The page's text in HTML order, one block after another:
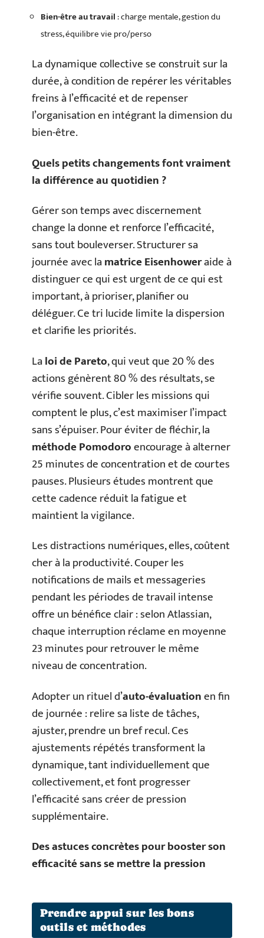
Bien-être au travail: charge mentale, gestion du
stress, équilibre vie pro/perso
La dynamique collective se construit sur la
durée, à condition de repérer les véritables
freins à l’efficacité et de repenser
l’organisation en intégrant la dimension du
bien-être.
Quels petits changements font vraiment
la différence au quotidien ?
Gérer son temps avec discernement
change la donne et renforce l’efficacité,
sans tout bouleverser. Structurer sa
journée avec lamatrice Eisenhoweraide à
distinguer ce qui est urgent de ce qui est
important, à prioriser, planifier ou
déléguer. Ce tri lucide limite la dispersion
et clarifie les priorités.
Laloi de Pareto, qui veut que 20 % des
actions génèrent 80 % des résultats, se
vérifie souvent. Cibler les missions qui
comptent le plus, c’est maximiser l’impact
sans s’épuiser. Pour éviter de fléchir, la
méthode Pomodoroencourage à alterner
25 minutes de concentration et de courtes
pauses. Plusieurs études montrent que
cette cadence réduit la fatigue et
maintient la vigilance.
Les distractions numériques, elles, coûtent
cher à la productivité. Couper les
notifications de mails et messageries
pendant les périodes de travail intense
offre un bénéfice clair : selon Atlassian,
chaque interruption réclame en moyenne
23 minutes pour retrouver le même
niveau de concentration.
Adopter un rituel d’auto-évaluationen fin
de journée : relire sa liste de tâches,
ajuster, prendre un bref recul. Ces
ajustements répétés transforment la
dynamique, tant individuellement que
collectivement, et font progresser
l’efficacité sans créer de pression
supplémentaire.
Des astuces concrètes pour booster son
efficacité sans se mettre la pression
Prendre appui sur les bons
outils et méthodes